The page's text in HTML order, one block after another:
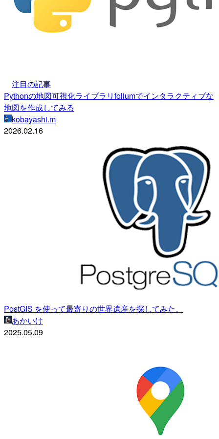
注目の記事
Pythonの地図可視化ライブラリfoliumでインタラクティブな
地図を作成してみる
kobayashi.m
2026.02.16
PostGIS を使って最寄りの世界遺産を探してみた。
あかいけ
2025.05.09